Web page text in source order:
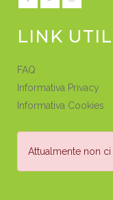
LINK
FAQ
Informativa Privacy
Informativa Cookies
Attualmente non ci